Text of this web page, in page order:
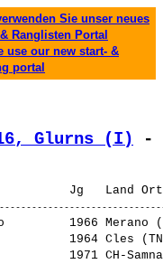
Sie unser neues
Ranglisten Portal
use our new start- &
portal
Glurns (I) -
1966
1964
1971 CH-